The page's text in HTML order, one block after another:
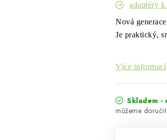
adaptéry
Nová
Je praktický,
Více informací
Skladem -